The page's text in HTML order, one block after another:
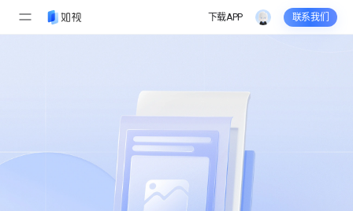
下载APP 联系我们